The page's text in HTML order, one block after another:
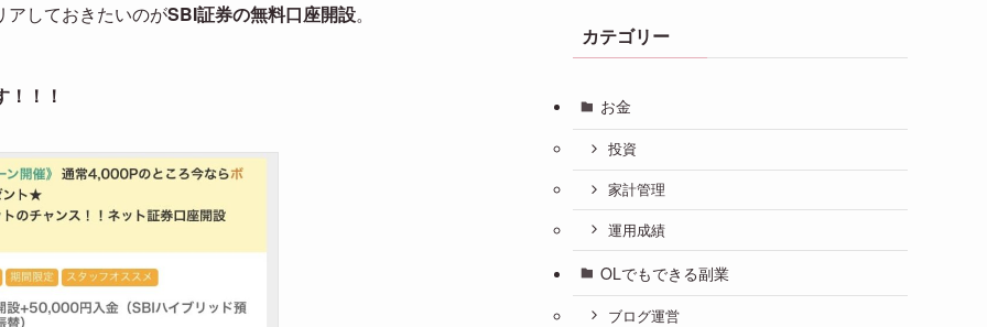
アしておきたいのがSBI証券の無料口座開設。
！！！
カテゴリー
お金
投資
家計管理
運用成績
OLでもできる副業
ブログ運営